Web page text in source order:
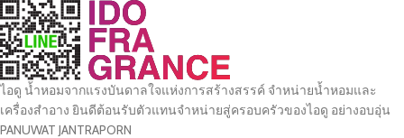
ไอดู น้ำหอมจากแรงบันดาลใจแห่งการสร้างสรรค์ จำหน่ายน้ำหอมและ
เครื่องสำอาง ยินดีต้อนรับตัวแทนจำหน่ายสู่ครอบครัวของไอดู อย่างอบอุ่น
PANUWAT JANTRAPORN